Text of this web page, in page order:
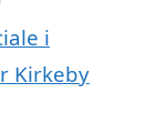
i
Kirkeby